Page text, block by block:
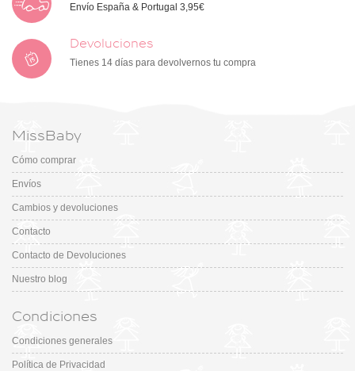
Envío España & Portugal 3,95€
Devoluciones
Tienes 14 días para devolvernos tu compra
MissBaby
Cómo comprar
Envíos
Cambios y devoluciones
Contacto
Contacto de Devoluciones
Nuestro blog
Condiciones
Condiciones generales
Política de Privacidad